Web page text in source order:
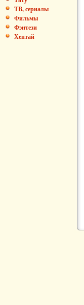
ТВ, сериалы
Фильмы
Фэнтези
Хентай